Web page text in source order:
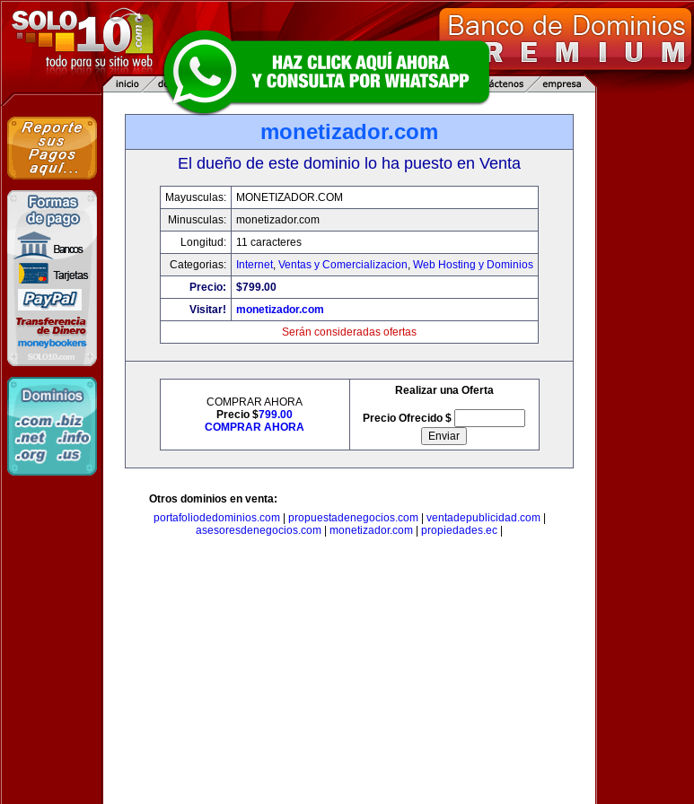
monetizador.com
El dueño de este dominio lo ha puesto en Venta
Mayusculas:
MONETIZADOR.COM
Minusculas:
monetizador.com
Longitud:
11 caracteres
Categorias:
Internet, Ventas y Comercializacion, Web Hosting y Dominios
Precio:
$799.00
Visitar!
monetizador.com
Serán consideradas ofertas
COMPRAR AHORA
Precio $799.00
COMPRAR AHORA
Realizar una Oferta
Precio Ofrecido $
Otros dominios en venta:
portafoliodedominios.com| propuestadenegocios.com| ventadepublicidad.com|
asesoresdenegocios.com
monetizador.com propiedades.ec